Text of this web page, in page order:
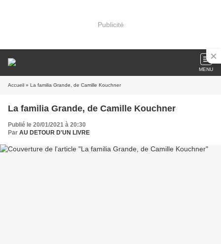
Publicité
MENU
Accueil » La familia Grande, de Camille Kouchner
La familia Grande, de Camille Kouchner
Publié le 20/01/2021 à 20:30
Par AU DETOUR D'UN LIVRE